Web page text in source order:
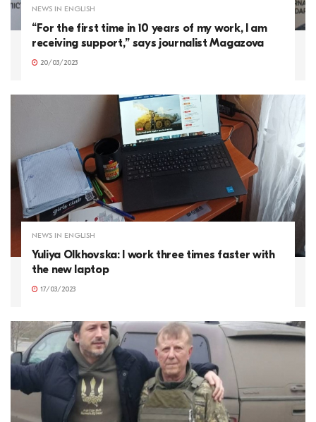
NEWS IN ENGLISH
“For the first time in 10 years of my work, I am
receiving support,” says journalist Magazova
20/03/2023
NEWS IN ENGLISH
Yuliya Olkhovska: I work three times faster with
the new laptop
17/03/2023